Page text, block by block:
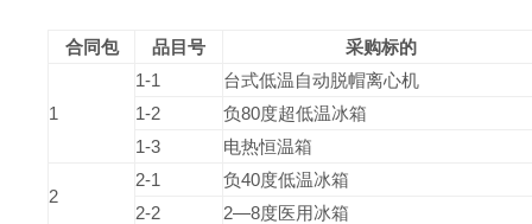
合同包 品目号 采购标的
1
1-1
台式低温自动脱帽离心机
1-2
负80度超低温冰箱
1-3
电热恒温箱
2
2-1
负40度低温冰箱
2-2
2—8度医用冰箱